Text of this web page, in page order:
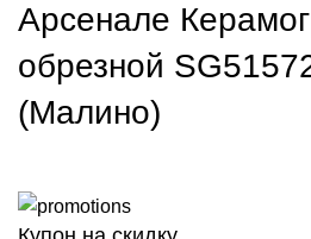
Арсенале
обрезной
(Малино)